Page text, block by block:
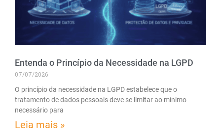
Entenda o Princípio da Necessidade na LGPD
07/07/2026
O princípio da necessidade na LGPD estabelece que o
tratamento de dados pessoais deve se limitar ao mínimo
necessário para
Leia mais »